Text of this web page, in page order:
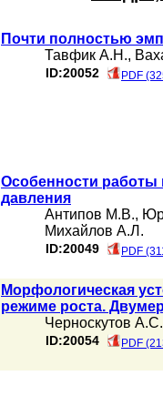
Почти полностью
Тавфик А.Н.,
ID:20052 PDF
Особенности работы
давления
Антипов М.В.,
Михайлов А.Л.
ID:20049 PDF
Морфологическая
режиме роста.
Черноскутов А.С.
ID:20054 PDF